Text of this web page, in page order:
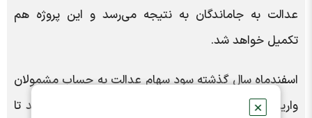
✕
عدالت به جاماندگان به نتیجه می‌رسد و این پروژه هم
تکمیل خواهد شد.
اسفندماه سال گذشته سود سهام عدالت به حساب مشمولان
واریز شد اما در این میان، هشت شرکت بدعهدی کردند تا